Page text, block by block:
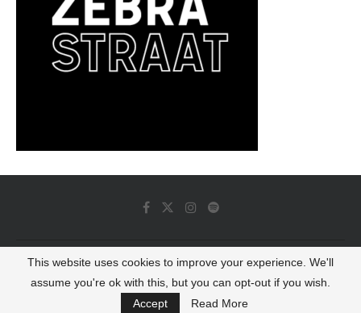
© 2022 - Luminous Dash All Rights Reserved
BACK TO TOP
This website uses cookies to improve your experience. We'll
assume you're ok with this, but you can opt-out if you wish.
Accept
Read More